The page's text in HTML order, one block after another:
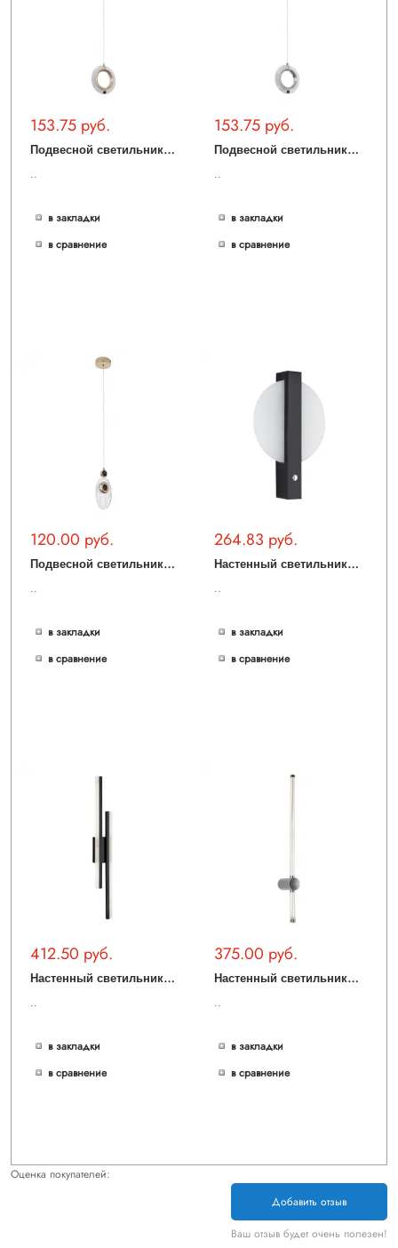
153.75 руб.
П
одвесной светильник MODESTYLE MS.1122.1 GD
..
в закладки
в сравнение
153.75 руб.
П
одвесной светильник MODESTYLE MS.1122.1 CR
..
в закладки
в сравнение
120.00 руб.
П
одвесной светильник MODESTYLE MS.1123.1 GD
..
в закладки
в сравнение
264.83 руб.
Н
астенный светильник LED4U L2230-300 BK
..
в закладки
в сравнение
412.50 руб.
Н
астенный светильник LED4U L2231-650 BK
..
в закладки
в сравнение
375.00 руб.
Н
астенный светильник LED4U L2232-800 CR
..
в закладки
в сравнение
Оценка покупателей:
Добавить отзыв
Ваш отзыв будет очень полезен!